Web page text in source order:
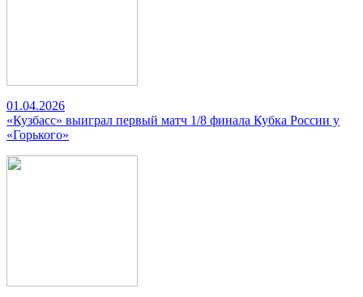
01.04.2026
«Кузбасс» выиграл первый матч 1/8 финала Кубка России у
«Горького»